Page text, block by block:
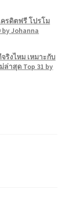
ครดิตฟรี โปรโม
Johanna
ริงไหม เหมาะกับ
าสุด Top 31 by